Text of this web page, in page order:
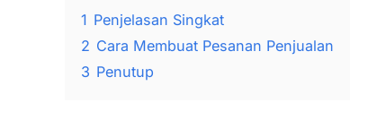
1 Penjelasan Singkat
2 Cara Membuat Pesanan Penjualan
3 Penutup